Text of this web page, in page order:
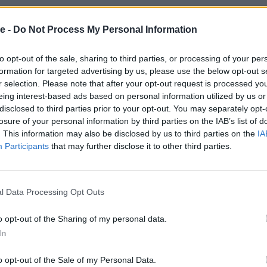
- Do Not Process My Personal Information
opt-out of the sale, sharing to third parties, or processing of your
for targeted advertising by us, please use the below opt-out
selection. Please note that after your opt-out request is processed
interest-based ads based on personal information utilized by us
to third parties prior to your opt-out. You may separately
of your personal information by third parties on the IAB’s list of
This information may also be disclosed by us to third parties on the
Participants that may further disclose it to other third parties.
Data Processing Opt Outs
opt-out of the Sharing of my personal data.
opt-out of the Sale of my Personal Data.
identità digitale dell’evento
affidata aPrimeWeb, digital
L’agenzia ha studiato la
tutti gli aspetti tecnologici,
una logica drive to commerce,
del web per raggiungere
il bacino di possibili